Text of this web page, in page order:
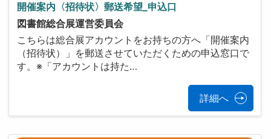
開催案内〈招待状〉郵送希望_申込口
図書館総合展運営委員会
こちらは総合展アカウントをお持ちの方へ「開催案内
（招待状）」を郵送させていただくための申込窓口で
す。※「アカウントは持た…
詳細へ